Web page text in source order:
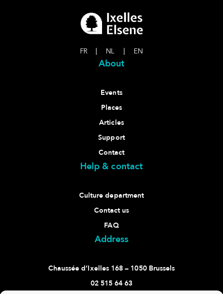
FR NL EN
About
Events
Places
Articles
Support
Contact
Help & contact
Culture department
Contact us
FAQ
Address
Chaussée d’Ixelles 168 – 1050 Brussels
02 515 64 63